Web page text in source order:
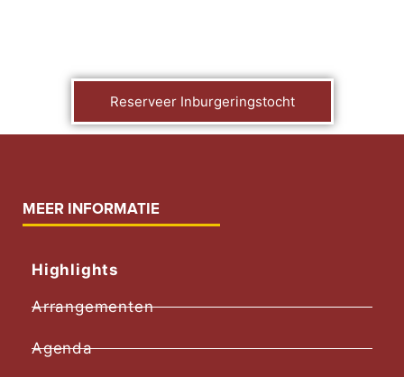
Reserveer Inburgeringstocht
MEER INFORMATIE
Highlights
Arrangementen
Agenda